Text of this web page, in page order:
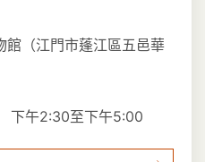
館（江門市蓬江區五邑華
下午2:30至下午5:00